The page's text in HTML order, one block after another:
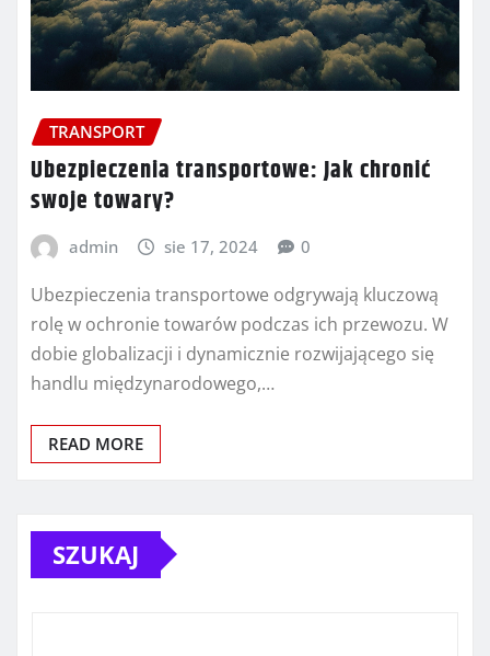
TRANSPORT
Ubezpieczenia transportowe: Jak chronić
swoje towary?
admin sie 17, 2024 0
Ubezpieczenia transportowe odgrywają kluczową
rolę w ochronie towarów podczas ich przewozu. W
dobie globalizacji i dynamicznie rozwijającego się
handlu międzynarodowego,…
READ MORE
SZUKAJ